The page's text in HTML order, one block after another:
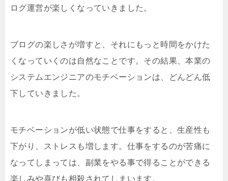
ログ運営が楽しくなっていきました。
ブログの楽しさが増すと、それにもっと時間をかけた
くなっていくのは自然なことです。その結果、本業の
システムエンジニアのモチベーションは、どんどん低
下していきました。
モチベーションが低い状態で仕事をすると、生産性も
下がり、ストレスも増します。仕事をするのが苦痛に
なってしまっては、副業をやる事で得ることができる
楽しみや喜びも相殺されてしまいます。